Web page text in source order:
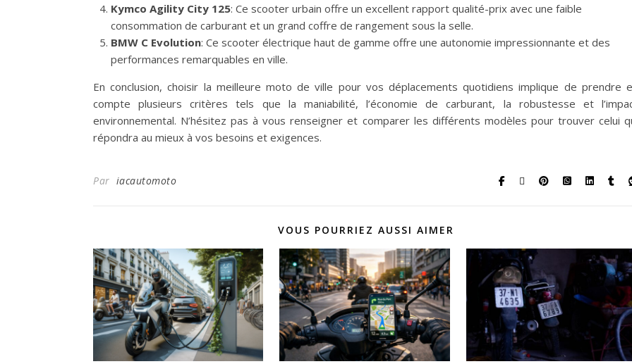
Kymco Agility City 125: Ce scooter urbain offre un excellent rapport qualité-prix avec une faible
consommation de carburant et un grand coffre de rangement sous la selle.
BMW C Evolution: Ce scooter électrique haut de gamme offre une autonomie impressionnante et des
performances remarquables en ville.
En conclusion, choisir la meilleure moto de ville pour vos déplacements quotidiens implique de prendre
compte plusieurs critères tels que la maniabilité, l’économie de carburant, la robustesse et
environnemental. N’hésitez pas à vous renseigner et comparer les différents modèles pour trouver celui
répondra au mieux à vos besoins et exigences.
Par iacautomoto
VOUS POURRIEZ AUSSI AIMER